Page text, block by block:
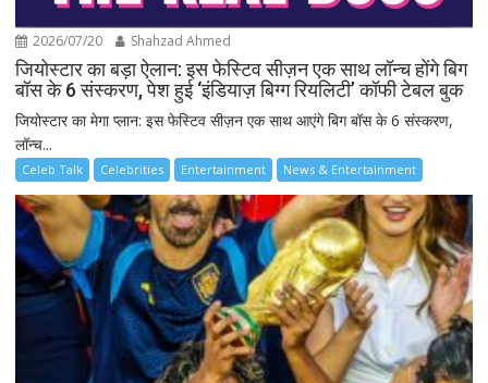
2026/07/20 Shahzad Ahmed
जियोस्टार का बड़ा ऐलान: इस फेस्टिव सीज़न एक साथ लॉन्च होंगे बिग
बॉस के 6 संस्करण, पेश हुई ‘इंडियाज़ बिग्ग रियलिटी’ कॉफी टेबल बुक
जियोस्टार का मेगा प्लान: इस फेस्टिव सीज़न एक साथ आएंगे बिग बॉस के 6 संस्करण,
लॉन्च...
Celeb Talk Celebrities Entertainment News & Entertainment